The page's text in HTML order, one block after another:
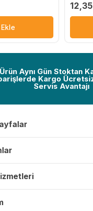
Ekle
Aynı Gün Stoktan
Kargo
Servis Avantajı